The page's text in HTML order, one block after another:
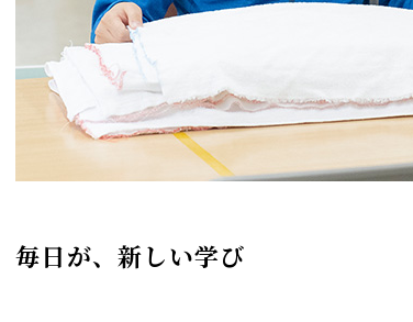
毎日が、新しい学び